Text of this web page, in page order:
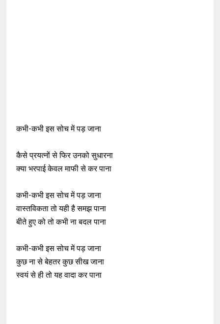
कभी-कभी इस सोच में पड़ जाना
कैसे प्रयत्नों से फिर उनको सुधारना
क्या भरपाई केवल माफी से कर पाना
कभी-कभी इस सोच में पड़ जाना
वास्तविकता तो यही है समझ पाना
बीते हुए को तो कभी ना बदल पाना
कभी-कभी इस सोच में पड़ जाना
कुछ ना से बेहतर कुछ सीख जाना
स्वयं से ही तो यह वादा कर पाना